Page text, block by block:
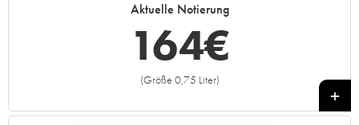
Aktuelle Notierung
164€
(Größe 0,75 Liter)
+